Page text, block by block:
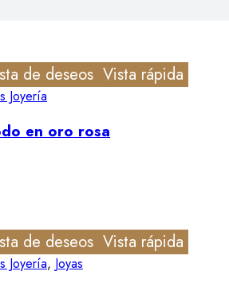
de deseos Vista rápida
Joyería
en oro rosa
de deseos Vista rápida
Joyería, Joyas